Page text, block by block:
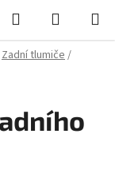
Hledat
KOŠÍK
Zadní tlumiče/